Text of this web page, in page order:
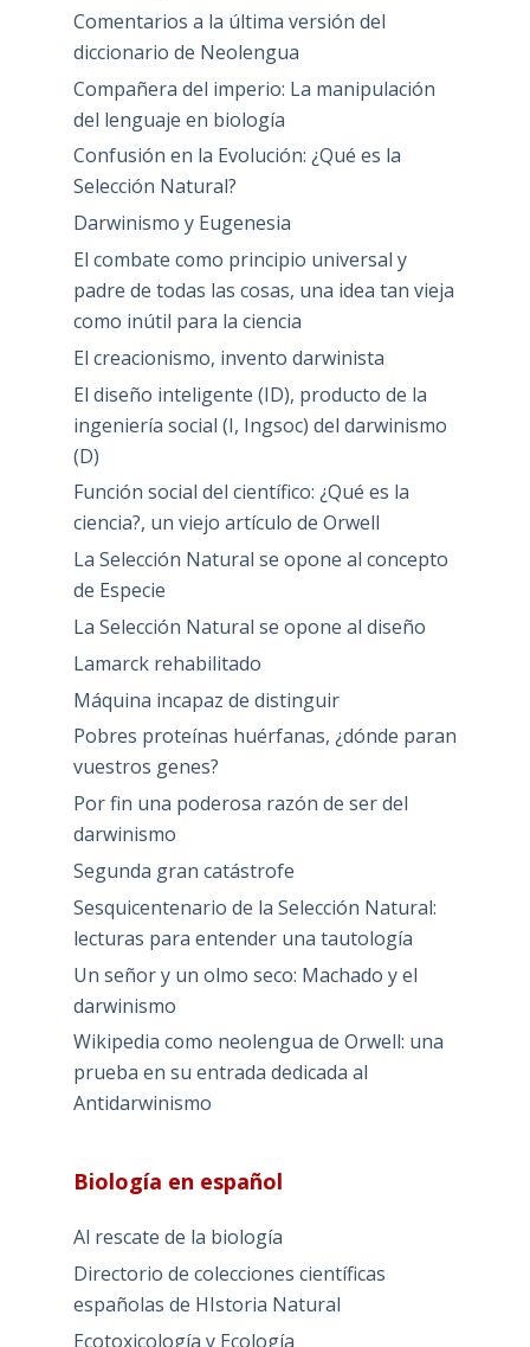
Comentarios a la última versión del
diccionario de Neolengua
Compañera del imperio: La manipulación
del lenguaje en biología
Confusión en la Evolución: ¿Qué es la
Selección Natural?
Darwinismo y Eugenesia
El combate como principio universal y
padre de todas las cosas, una idea tan vieja
como inútil para la ciencia
El creacionismo, invento darwinista
El diseño inteligente (ID), producto de la
ingeniería social (I, Ingsoc) del darwinismo
(D)
Función social del científico: ¿Qué es la
ciencia?, un viejo artículo de Orwell
La Selección Natural se opone al concepto
de Especie
La Selección Natural se opone al diseño
Lamarck rehabilitado
Máquina incapaz de distinguir
Pobres proteínas huérfanas, ¿dónde paran
vuestros genes?
Por fin una poderosa razón de ser del
darwinismo
Segunda gran catástrofe
Sesquicentenario de la Selección Natural:
lecturas para entender una tautología
Un señor y un olmo seco: Machado y el
darwinismo
Wikipedia como neolengua de Orwell: una
prueba en su entrada dedicada al
Antidarwinismo
Biología en español
Al rescate de la biología
Directorio de colecciones científicas
españolas de HIstoria Natural
Ecotoxicología y Ecología